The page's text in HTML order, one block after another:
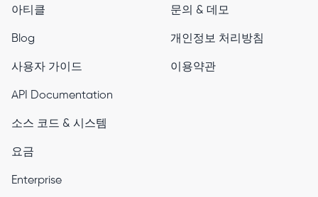
아티클
Blog
사용자 가이드
API Documentation
소스 코드 & 시스템
요금
Enterprise
문의 & 데모
개인정보 처리방침
이용약관